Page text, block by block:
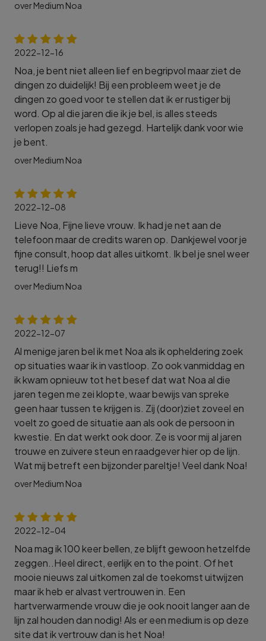
over Medium Noa
2022-12-16
Noa, je bent niet alleen lief en begripvol maar ziet de
dingen zo duidelijk! Bij een probleem weet je de
dingen zo goed voor te stellen dat ik er rustiger bij
word. Op al die jaren die ik je bel, is alles steeds
verlopen zoals je had gezegd. Hartelijk dank voor wie
je bent.
over Medium Noa
2022-12-08
Lieve Noa, Fijne lieve vrouw. Ik had je net aan de
telefoon maar de credits waren op. Dankjewel voor je
fijne consult, hoop dat alles uitkomt. Ik bel je snel weer
terug!! Liefs m
over Medium Noa
2022-12-07
Al menige jaren bel ik met Noa als ik opheldering zoek
op situaties waar ik in vastloop. Zo ook vanmiddag en
ik kwam opnieuw tot het besef dat wat Noa al die
jaren tegen me zei klopte, waar bewijs van spreke
geen haar tussen te krijgen is. Zij (door)ziet zoveel en
voelt zo goed de situatie aan als ook de persoon in
kwestie. En dat werkt ook door. Ze is voor mij al jaren
trouwe en zuivere steun en raadgever hier op de lijn.
Wat mij betreft een bijzonder pareltje! Veel dank Noa!
over Medium Noa
2022-12-04
Noa mag ik 100 keer bellen, ze blijft gewoon hetzelfde
zeggen..Heel direct, eerlijk en to the point. Of het
mooie nieuws zal uitkomen zal de toekomst uitwijzen
maar ik heb er alvast vertrouwen in. Een
hartverwarmende vrouw die je ook nooit langer aan de
lijn zal houden dan nodig! Als er een medium is op deze
site dat ik vertrouw dan is het Noa!